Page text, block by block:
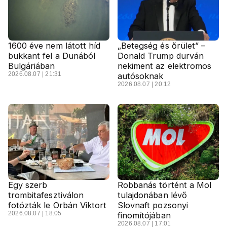
1600 éve nem látott híd
bukkant fel a Dunából
Bulgáriában
2026.08.07 | 21:31
„Betegség és őrület” –
Donald Trump durván
nekiment az elektromos
autósoknak
2026.08.07 | 20:12
Egy szerb
trombitafesztiválon
fotózták le Orbán Viktort
2026.08.07 | 18:05
Robbanás történt a Mol
tulajdonában lévő
Slovnaft pozsonyi
finomítójában
2026.08.07 | 17:01